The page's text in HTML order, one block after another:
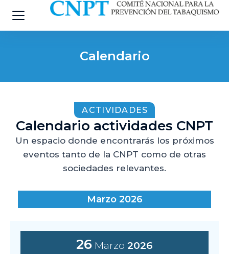
Calendario
ACTIVIDADES
Calendario actividades CNPT
Un espacio donde encontrarás los próximos
eventos tanto de la CNPT como de otras
sociedades relevantes.
Marzo 2026
26 Marzo 2026